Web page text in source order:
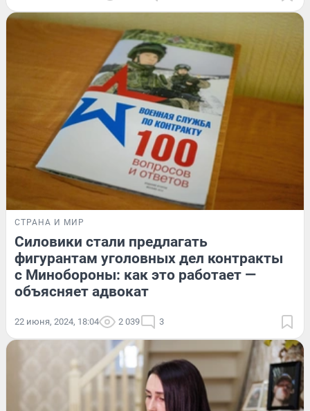
СТРАНА И МИР
Силовики стали предлагать
фигурантам уголовных дел контракты
с Минобороны: как это работает —
объясняет адвокат
22 июня, 2024, 18:04 2 039 3